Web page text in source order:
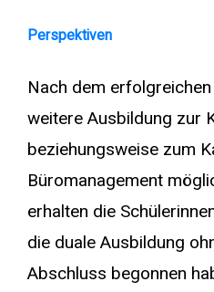
Perspektiven
Nach dem
weitere Ausbildung zur
beziehungsweise zum
Büromanagement
erhalten die
die duale Ausbildung
Abschluss begonnen